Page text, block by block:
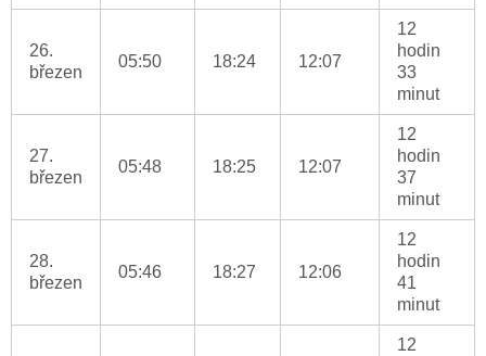
26.
březen
05:50 18:24 12:07
12
hodin
33
minut
27.
březen
05:48 18:25 12:07
12
hodin
37
minut
28.
březen
05:46 18:27 12:06
12
hodin
41
minut
12